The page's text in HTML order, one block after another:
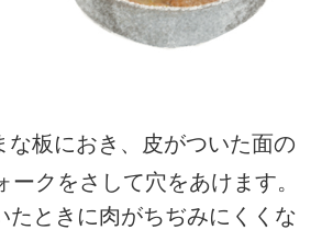
板におき、皮がついた面の
ークをさして穴をあけます。
たときに肉がちぢみにくくな